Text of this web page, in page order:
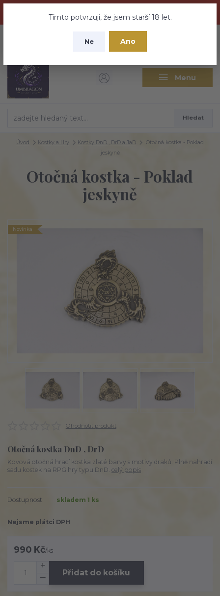
nebuďte vyděšeni zde najdete vše a ještě mnohem víc
Tímto potvrzuji, že jsem starší 18 let.
Ne Ano
Menu
CZK
Hledat
Úvod Kostky a Hry Kostky DnD , DrD a JaD
Otočná kostka - Poklad
jeskyně
Otočná kostka - Poklad
jeskyně
Novinka
Ohodnotit produkt
Otočná kostka DnD , DrD
Kovová otočná hrací kostka zlaté barvy s motivy draků. Plně nahradí
sadu kostek na RPG hry typu DnD. celý popis
Dostupnost skladem 1 ks
Nejsme plátci DPH
990 Kč/ks
Přidat do košíku